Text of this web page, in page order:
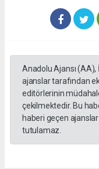
Anadolu Ajansı (AA),
ajanslar tarafından
editörlerinin
çekilmektedir. Bu
haberi geçen
tutulamaz.